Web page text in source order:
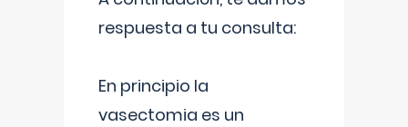
respuesta a tu consulta:
En principio la
vasectomia es un